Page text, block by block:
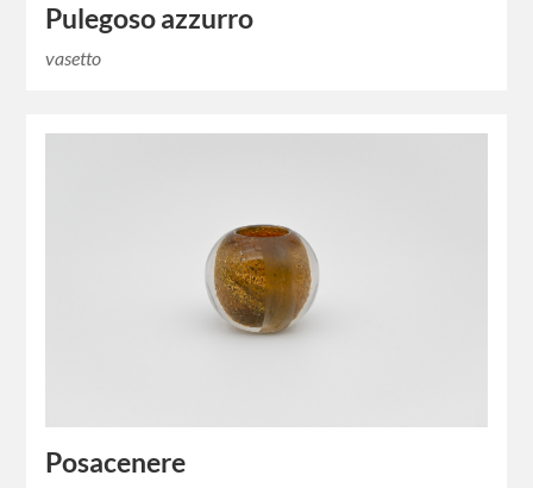
Pulegoso azzurro
vasetto
Posacenere